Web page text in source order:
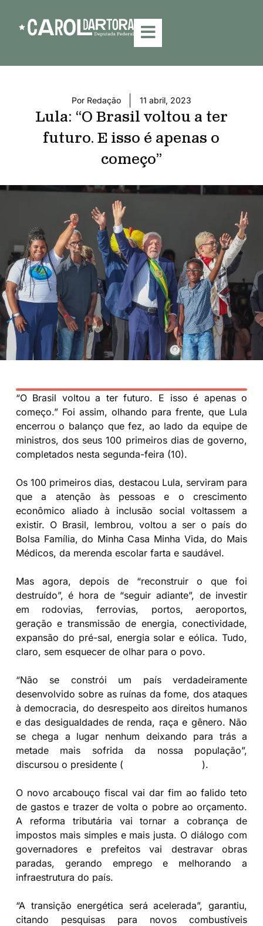
PorRedação 11 abril, 2023
Lula: “O Brasil voltou a ter
futuro. E isso é apenas o
começo”
“O Brasil voltou a ter futuro. E isso é apenas o
começo.” Foi assim, olhando para frente, que Lula
encerrou o balanço que fez, ao lado da equipe de
ministros, dos seus 100 primeiros dias de governo,
completados nesta segunda-feira (10).
Os 100 primeiros dias, destacou Lula, serviram para
que a atenção às pessoas e o crescimento
econômico aliado à inclusão social voltassem a
existir. O Brasil, lembrou, voltou a ser o país do
Bolsa Família, do Minha Casa Minha Vida, do Mais
Médicos, da merenda escolar farta e saudável.
Mas agora, depois de “reconstruir o que foi
destruído”, é hora de “seguir adiante”, de investir
em rodovias, ferrovias, portos, aeroportos,
geração e transmissão de energia, conectividade,
expansão do pré-sal, energia solar e eólica. Tudo,
claro, sem esquecer de olhar para o povo.
“Não se constrói um país verdadeiramente
desenvolvido sobre as ruínas da fome, dos ataques
à democracia, do desrespeito aos direitos humanos
e das desigualdades de renda, raça e gênero. Não
se chega a lugar nenhum deixando para trás a
metade mais sofrida da nossa população”,
discursou o presidente (
).
O novo arcabouço fiscal vai dar fim ao falido teto
de gastos e trazer de volta o pobre ao orçamento.
A reforma tributária vai tornar a cobrança de
impostos mais simples e mais justa. O diálogo com
governadores e prefeitos vai destravar obras
paradas, gerando emprego e melhorando a
infraestrutura do país.
“A transição energética será acelerada”, garantiu,
citando pesquisas para novos combustíveis